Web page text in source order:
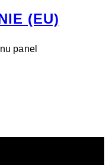
(EU)
panel